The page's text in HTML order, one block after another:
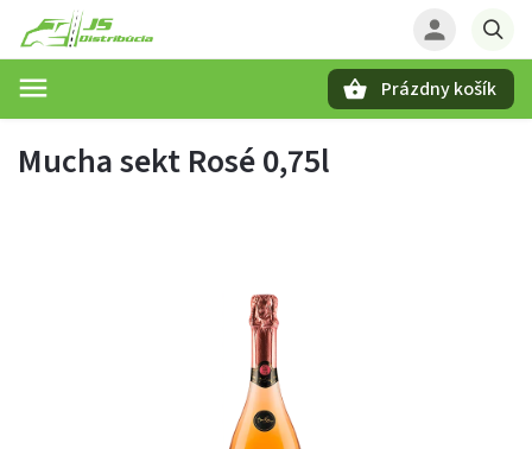
Prázdny košík
Mucha sekt Rosé 0,75l